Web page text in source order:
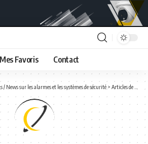
Mes Favoris Contact
/ News sur les alarmes et les systèmes de sécurité > Articles de : Axel